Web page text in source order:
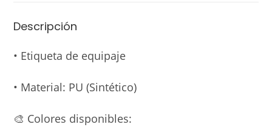
Descripción
• Etiqueta de equipaje
• Material: PU (Sintético)
🎨 Colores disponibles: